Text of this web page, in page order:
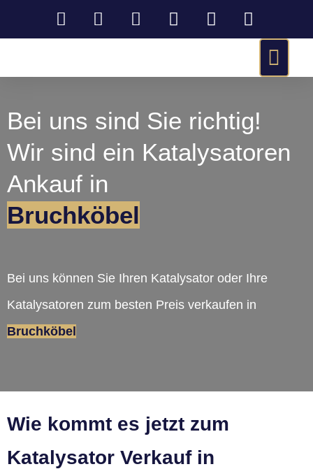
Bei uns sind Sie richtig!
Wir sind ein Katalysatoren
Ankauf in
Bruchköbel
Bei uns können Sie Ihren Katalysator oder Ihre
Katalysatoren zum besten Preis verkaufen in
Bruchköbel
Wie kommt es jetzt zum
Katalysator Verkauf in